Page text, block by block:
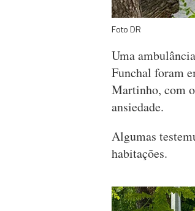
Foto DR
Uma
Funchal foram
Martinho, com
ansiedade.
Algumas
habitações.